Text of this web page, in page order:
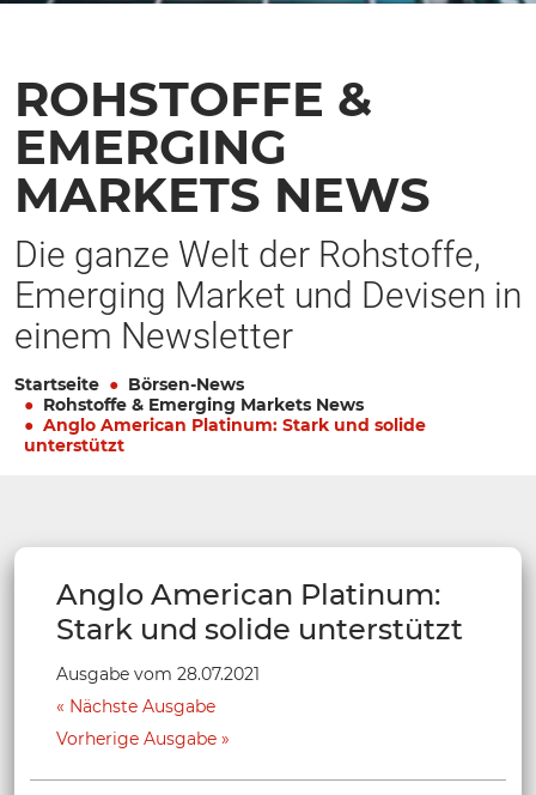
ROHSTOFFE &
EMERGING
MARKETS NEWS
Die ganze Welt der Rohstoffe,
Emerging Market und Devisen in
einem Newsletter
Startseite
Börsen-News
Rohstoffe & Emerging Markets News
Anglo American Platinum: Stark und solide
unterstützt
Anglo American Platinum:
Stark und solide unterstützt
Ausgabe vom 28.07.2021
Nächste Ausgabe
Vorherige Ausgabe